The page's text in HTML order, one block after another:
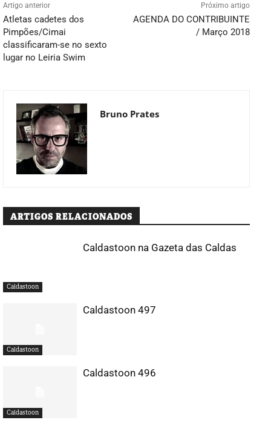
Artigo anterior
Atletas cadetes dos
Pimpões/Cimai
classificaram-se no sexto
lugar no Leiria Swim
Próximo artigo
AGENDA DO CONTRIBUINTE
/ Março 2018
Bruno Prates
ARTIGOS RELACIONADOS
Caldastoon
Caldastoon na Gazeta das Caldas
Caldastoon
Caldastoon 497
Caldastoon
Caldastoon 496